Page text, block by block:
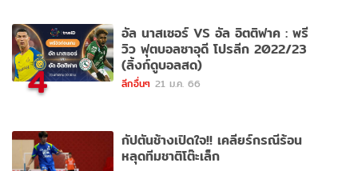
4
อัล นาสเซอร์ VS อัล อิตติฟาค : พรี
วิว ฟุตบอลซาอุดี โปรลีก 2022/23
(ลิ้งก์ดูบอลสด)
ลีกอื่นๆ 21 ม.ค. 66
กัปตันช้างเปิดใจ!! เคลียร์กรณีร้อน
หลุดทีมชาติโต๊ะเล็ก